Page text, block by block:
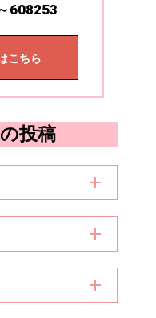
608253
こちら
投稿